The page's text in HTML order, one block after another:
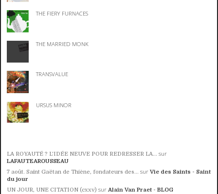
THE FIERY FURNACES
THE MARRIED MONK
TRANSVALUE
URSUS MINOR
LA ROYAUTÉ ? L'IDÉE NEUVE POUR REDRESSER LA... sur
LAFAUTEAROUSSEAU
7 août. Saint Gaëtan de Thiène, fondateurs des... surVie des Saints - Saint
du jour
UN JOUR, UNE CITATION (cxxv) surAlain Van Praet - BLOG